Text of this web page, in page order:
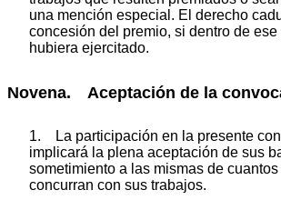
una mención especial. El derecho
concesión del premio, si dentro de
hubiera ejercitado.
Novena. Aceptación de la
1. La participación en la presente
implicará la plena aceptación de sus
sometimiento a las mismas de
concurran con sus trabajos.